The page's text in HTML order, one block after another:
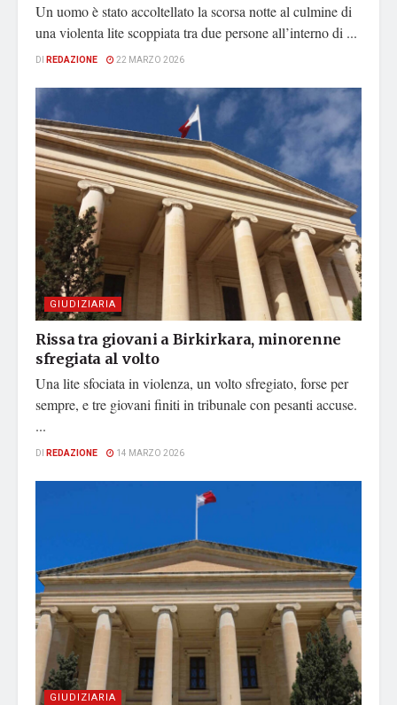
Un uomo è stato accoltellato la scorsa notte al culmine di
una violenta lite scoppiata tra due persone all’interno di ...
DI REDAZIONE 22 MARZO 2026
GIUDIZIARIA
Rissa tra giovani a Birkirkara, minorenne
sfregiata al volto
Una lite sfociata in violenza, un volto sfregiato, forse per
sempre, e tre giovani finiti in tribunale con pesanti accuse.
...
DI REDAZIONE 14 MARZO 2026
GIUDIZIARIA